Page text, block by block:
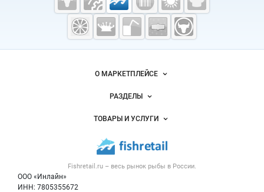
Fishretail.ru —
рыба,
морепродукты
Важные разделы и контакты
Fishretail.ru – весь рынок рыбы в России.
ООО «Инлайн»
ИНН: 7805355672
Навигация по сайтуО МАРКЕТПЛЕЙСЕ
Новости Fishretail.ru
Размещение рекламы
Публичная оферта
Контактная информация
Политика обработки персональных данных
РАЗДЕЛЫ
Объявления
Новости рынка
ТОВАРЫ И УСЛУГИ
Рыба
Икра